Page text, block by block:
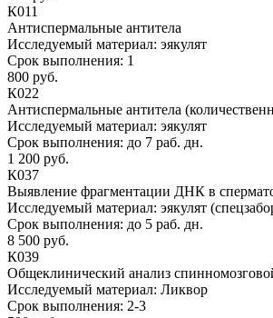
К011
Антиспермальные антитела
Исследуемый материал: эякулят
Срок выполнения: 1
800 руб.
К022
Антиспермальные антитела
Исследуемый материал: эякулят
Срок выполнения: до 7 раб. дн.
1 200 руб.
К037
Выявление фрагментации ДНК в
Исследуемый материал: эякулят
Срок выполнения: до 5 раб. дн.
8 500 руб.
К039
Общеклинический анализ
Исследуемый материал: Ликвор
Срок выполнения: 2-3